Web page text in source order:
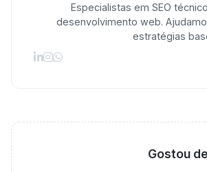
Especialistas em SEO
desenvolvimento web.
estratégias
Gostou